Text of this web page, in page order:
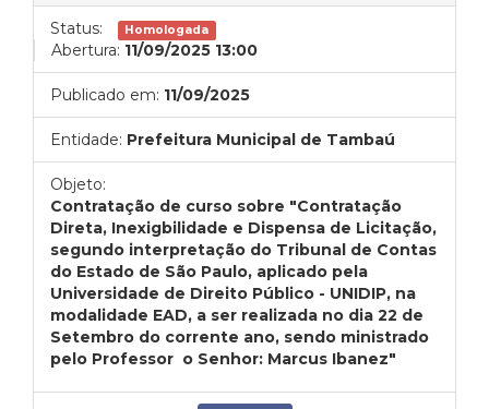
Status: Homologada
Abertura: 11/09/2025 13:00
Publicado em: 11/09/2025
Entidade: Prefeitura Municipal de Tambaú
Objeto:
Contratação de curso sobre "Contratação
Direta, Inexigbilidade e Dispensa de Licitação,
segundo interpretação do Tribunal de Contas
do Estado de São Paulo, aplicado pela
Universidade de Direito Público - UNIDIP, na
modalidade EAD, a ser realizada no dia 22 de
Setembro do corrente ano, sendo ministrado
pelo Professor o Senhor: Marcus Ibanez"